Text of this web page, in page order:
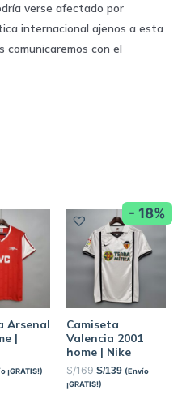
verse afectado por
internacional ajenos a esta
comunicaremos con el
Arsenal
|
¡GRATIS!)
- 18%
Camiseta
Valencia 2001
home | Nike
S/169 S/139 (Envío
¡GRATIS!)